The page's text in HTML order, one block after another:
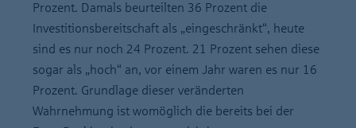
Prozent. Damals beurteilten 36 Prozent die
Investitionsbereitschaft als „eingeschränkt“, heute
sind es nur noch 24 Prozent. 21 Prozent sehen diese
sogar als „hoch“ an, vor einem Jahr waren es nur 16
Prozent. Grundlage dieser veränderten
Wahrnehmung ist womöglich die bereits bei der